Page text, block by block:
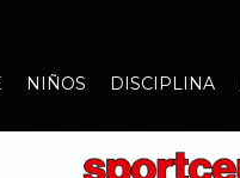
NIÑOS DISCIPLINA